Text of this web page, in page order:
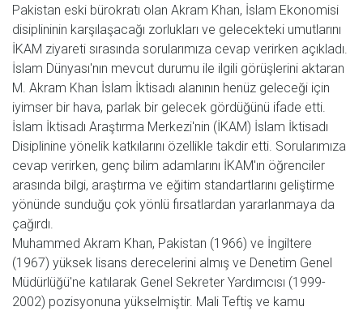
Pakistan eski bürokratı olan Akram Khan, İslam Ekonomisi
disiplininin karşılaşacağı zorlukları ve gelecekteki umutlarını
İKAM ziyareti sırasında sorularımıza cevap verirken açıkladı.
İslam Dünyası'nın mevcut durumu ile ilgili görüşlerini aktaran
M. Akram Khan İslam İktisadı alanının henüz geleceği için
iyimser bir hava, parlak bir gelecek gördüğünü ifade etti.
İslam İktisadı Araştırma Merkezi'nin (İKAM) İslam İktisadı
Disiplinine yönelik katkılarını özellikle takdir etti. Sorularımıza
cevap verirken, genç bilim adamlarını İKAM'ın öğrenciler
arasında bilgi, araştırma ve eğitim standartlarını geliştirme
yönünde sunduğu çok yönlü fırsatlardan yararlanmaya da
çağırdı.
Muhammed Akram Khan, Pakistan (1966) ve İngiltere
(1967) yüksek lisans derecelerini almış ve Denetim Genel
Müdürlüğü'ne katılarak Genel Sekreter Yardımcısı (1999-
2002) pozisyonuna yükselmiştir. Mali Teftiş ve kamu